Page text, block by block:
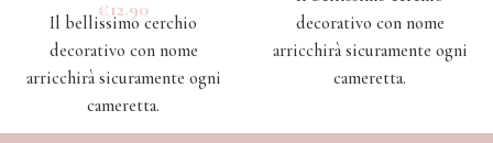
€12.90
Il bellissimo cerchio
decorativo con nome
arricchirà sicuramente ogni
cameretta.
decorativo con nome
arricchirà sicuramente ogni
cameretta.